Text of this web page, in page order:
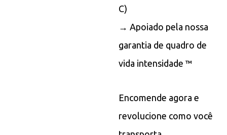
C)
→ Apoiado pela nossa
garantia de quadro de
vida intensidade ™
Encomende agora e
revolucione como você